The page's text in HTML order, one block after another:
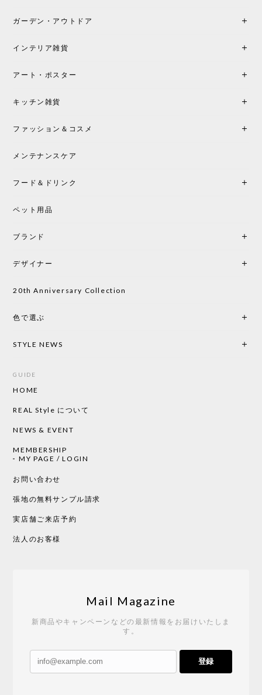
ガーデン・アウトドア
インテリア雑貨
アート・ポスター
キッチン雑貨
ファッション＆コスメ
メンテナンスケア
フード＆ドリンク
ペット用品
ブランド
デザイナー
20th Anniversary Collection
色で選ぶ
STYLE NEWS
GUIDE
HOME
REAL Style について
NEWS & EVENT
MEMBERSHIP
MY PAGE / LOGIN
お問い合わせ
張地の無料サンプル請求
実店舗ご来店予約
法人のお客様
Mail Magazine
新商品やキャンペーンなどの最新情報をお届けいたしま
す。
登録